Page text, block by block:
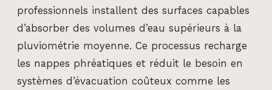
professionnels installent des surfaces capables
d’absorber des volumes d’eau supérieurs à la
pluviométrie moyenne. Ce processus recharge
les nappes phréatiques et réduit le besoin en
systèmes d’évacuation coûteux comme les